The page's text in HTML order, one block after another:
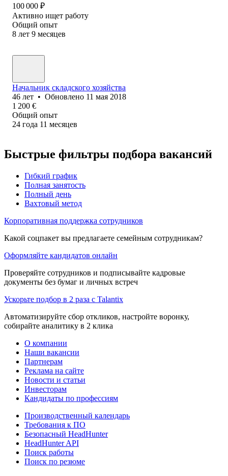
100 000 ₽
Активно ищет работу
Общий опыт
8 лет 9 месяцев
Начальник складского хозяйства
46 лет • Обновлено 11 мая 2018
1 200 €
Общий опыт
24 года 11 месяцев
Быстрые фильтры подбора вакансий
Гибкий график
Полная занятость
Полный день
Вахтовый метод
Корпоративная поддержка сотрудников
Какой соцпакет вы предлагаете семейным сотрудникам?
Оформляйте кандидатов онлайн
Проверяйте сотрудников и подписывайте кадровые
документы без бумаг и личных встреч
Ускорьте подбор в 2 раза с Talantix
Автоматизируйте сбор откликов, настройте воронку,
собирайте аналитику в 2 клика
О компании
Наши вакансии
Партнерам
Реклама на сайте
Новости и статьи
Инвесторам
Кандидаты по профессиям
Производственный календарь
Требования к ПО
Безопасный HeadHunter
HeadHunter API
Поиск работы
Поиск по резюме